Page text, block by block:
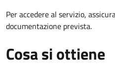
Per accedere al servizio,
documentazione prevista.
Cosa si ottiene